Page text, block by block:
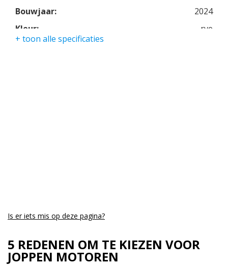
Bouwjaar:
2024
Kleur:
rve
+ toon alle specificaties
Is er iets mis op deze pagina?
5 REDENEN OM TE KIEZEN VOOR
JOPPEN MOTOREN